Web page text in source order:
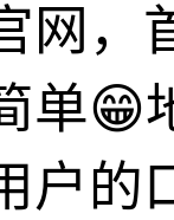
网，
单😁
户的